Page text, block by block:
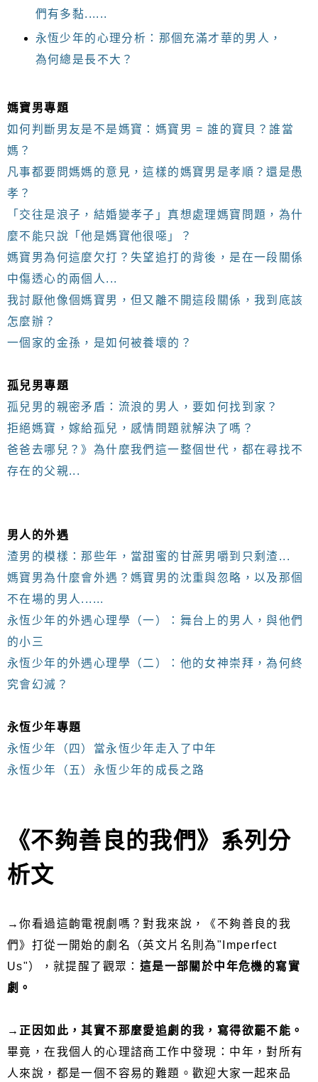
們有多黏......
永恆少年的心理分析：那個充滿才華的男人，
為何總是長不大？
媽寶男專題
如何判斷男友是不是媽寶：媽寶男 = 誰的寶貝？誰當
媽？
凡事都要問媽媽的意見，這樣的媽寶男是孝順？還是愚
孝？
「交往是浪子，結婚變孝子」真想處理媽寶問題，為什
麼不能只說「他是媽寶他很噁」？
媽寶男為何這麼欠打？失望追打的背後，是在一段關係
中傷透心的兩個人...
我討厭他像個媽寶男，但又離不開這段關係，我到底該
怎麼辦？
一個家的金孫，是如何被養壞的？
孤兒男專題
孤兒男的親密矛盾：流浪的男人，要如何找到家？
拒絕媽寶，嫁給孤兒，感情問題就解決了嗎？
爸爸去哪兒？》為什麼我們這一整個世代，都在尋找不
存在的父親...
男人的外遇
渣男的模樣：那些年，當甜蜜的甘蔗男嚼到只剩渣...
媽寶男為什麼會外遇？媽寶男的沈重與忽略，以及那個
不在場的男人......
永恆少年的外遇心理學（一）：舞台上的男人，與他們
的小三
永恆少年的外遇心理學（二）：他的女神崇拜，為何終
究會幻滅？
永恆少年專題
永恆少年（四）當永恆少年走入了中年
永恆少年（五）永恆少年的成長之路
《不夠善良的我們》系列分
析文
→你看過這齣電視劇嗎？對我來說，《不夠善良的我
們》打從一開始的劇名（英文片名則為"Imperfect
Us"），就提醒了觀眾： 這是一部關於中年危機的寫實
劇。
→正因如此，其實不那麼愛追劇的我，寫得欲罷不能。
畢竟，在我個人的心理諮商工作中發現：中年，對所有
人來說，都是一個不容易的難題。歡迎大家一起來品